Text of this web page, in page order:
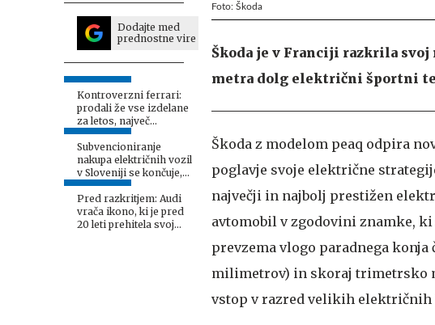
Dodajte med
prednostne vire
Kontroverzni ferrari:
prodali že vse izdelane
za letos, največ
zanimanja med Kitajci
Subvencioniranje
nakupa električnih vozil
v Sloveniji se končuje,
kaj sledi?
Pred razkritjem: Audi
vrača ikono, ki je pred
20 leti prehitela svoj
Foto: Škoda
Škoda je v Franciji razkrila
metra dolg električni športni
Škoda z modelom peaq odpira
poglavje svoje električne
največji in najbolj prestižen
avtomobil v zgodovini znamke,
prevzema vlogo paradnega konja
milimetrov) in skoraj trimetrsko
vstop v razred velikih električnih